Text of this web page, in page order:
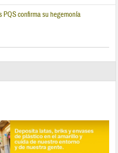
PQS confirma su hegemonía